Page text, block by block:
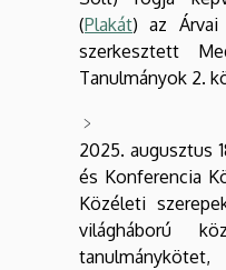
(Plakát) az Árvai
szerkesztett
Tanulmányok 2.
2025. augusztus
és Konferencia
Közéleti
világháború